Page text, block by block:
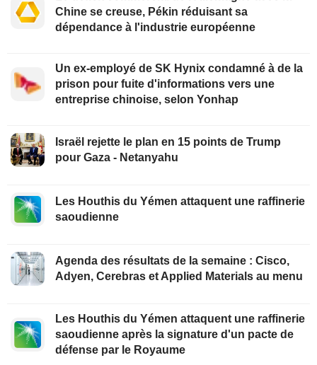
Chine se creuse, Pékin réduisant sa
dépendance à l'industrie européenne
Un ex-employé de SK Hynix condamné à de la
prison pour fuite d'informations vers une
entreprise chinoise, selon Yonhap
Israël rejette le plan en 15 points de Trump
pour Gaza - Netanyahu
Les Houthis du Yémen attaquent une raffinerie
saoudienne
Agenda des résultats de la semaine : Cisco,
Adyen, Cerebras et Applied Materials au menu
Les Houthis du Yémen attaquent une raffinerie
saoudienne après la signature d'un pacte de
défense par le Royaume